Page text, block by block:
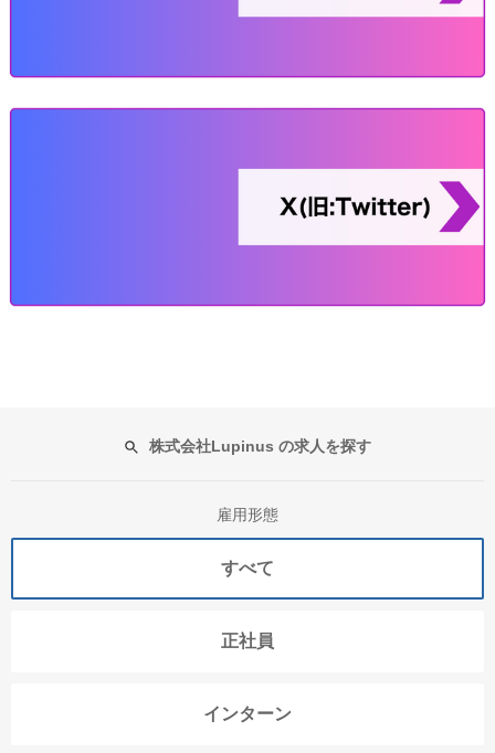
株式会社Lupinus の求人を探す
雇用形態
すべて
正社員
インターン